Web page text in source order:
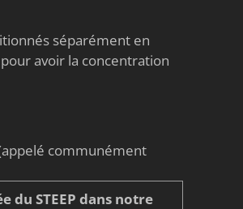
séparément en
avoir la concentration
communément
du STEEP dans notre